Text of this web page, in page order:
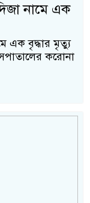
নামে এক
এক বৃদ্ধার মৃত্যু
করোনা